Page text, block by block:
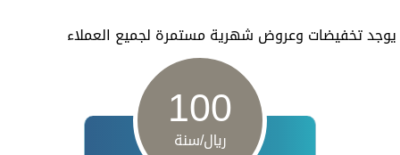
يوجد تخفيضات وعروض شهرية مستمرة لجميع العملاء
100
ريال/سنة